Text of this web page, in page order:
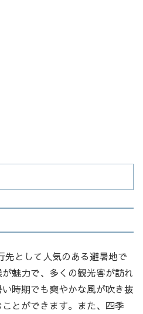
として人気のある避暑地で
魅力で、多くの観光客が訪れ
時期でも爽やかな風が吹き抜
とができます。また、四季